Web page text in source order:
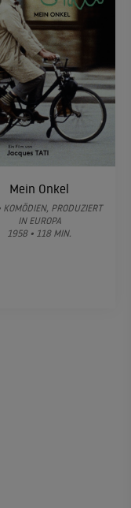
Mein Onkel
KOMÖDIEN, PRODUZIERT
IN EUROPA
1958 • 118 MIN.